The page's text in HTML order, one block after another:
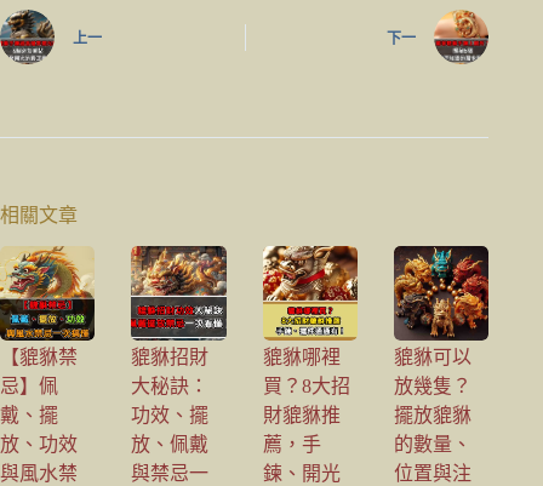
上一 下一
相關文章
【貔貅禁
忌】佩
戴、擺
放、功效
與風水禁
貔貅招財
大秘訣：
功效、擺
放、佩戴
與禁忌一
貔貅哪裡
買？8大招
財貔貅推
薦，手
鍊、開光
貔貅可以
放幾隻？
擺放貔貅
的數量、
位置與注